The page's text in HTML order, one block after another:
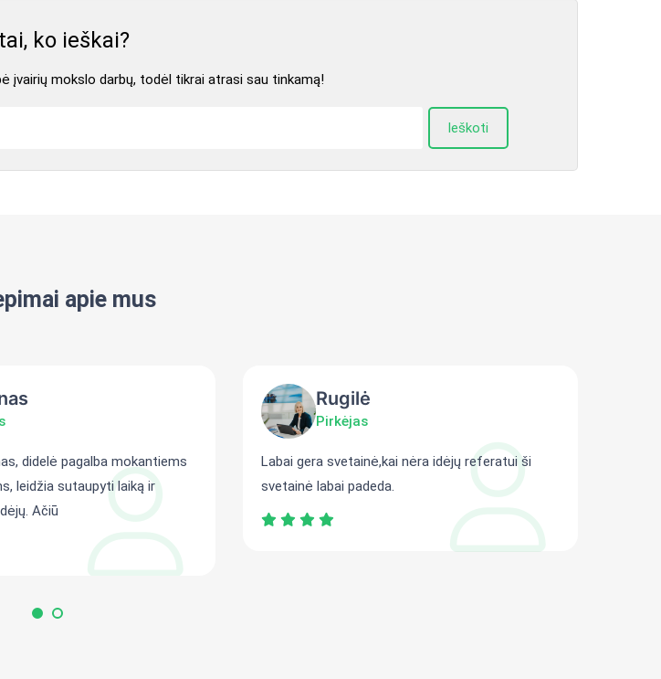
ko ieškai?
įvairių mokslo darbų, todėl tikrai atrasi sau tinkamą!
Ieškoti
apie mus
didelė pagalba mokantiems
leidžia sutaupyti laiką ir
Ačiū
Rugilė
Pirkėjas
Labai gera svetainė,kai nėra idėjų referatui ši
svetainė labai padeda.